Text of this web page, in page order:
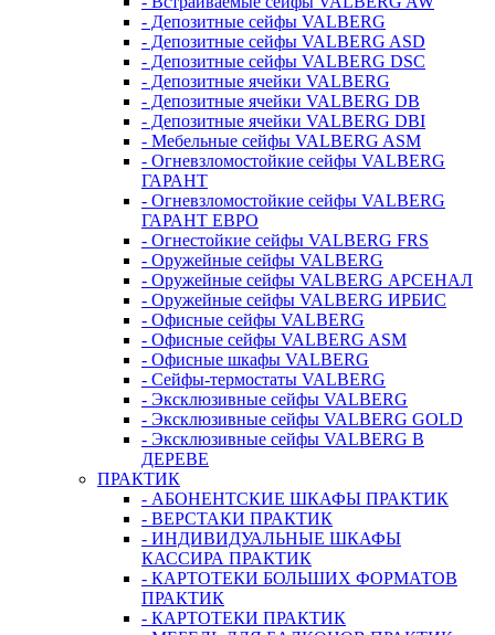
- Депозитные сейфы VALBERG
- Депозитные сейфы VALBERG ASD
- Депозитные сейфы VALBERG DSC
- Депозитные ячейки VALBERG
- Депозитные ячейки VALBERG DB
- Депозитные ячейки VALBERG DBI
- Мебельные сейфы VALBERG ASM
- Огневзломостойкие сейфы VALBERG
ГАРАНТ
- Огневзломостойкие сейфы VALBERG
ГАРАНТ ЕВРО
- Огнестойкие сейфы VALBERG FRS
- Оружейные сейфы VALBERG
- Оружейные сейфы VALBERG АРСЕНАЛ
- Оружейные сейфы VALBERG ИРБИС
- Офисные сейфы VALBERG
- Офисные сейфы VALBERG ASM
- Офисные шкафы VALBERG
- Сейфы-термостаты VALBERG
- Эксклюзивные сейфы VALBERG
- Эксклюзивные сейфы VALBERG GOLD
- Эксклюзивные сейфы VALBERG В
ДЕРЕВЕ
ПРАКТИК
- АБОНЕНТСКИЕ ШКАФЫ ПРАКТИК
- ВЕРСТАКИ ПРАКТИК
- ИНДИВИДУАЛЬНЫЕ ШКАФЫ
КАССИРА ПРАКТИК
- КАРТОТЕКИ БОЛЬШИХ ФОРМАТОВ
ПРАКТИК
- КАРТОТЕКИ ПРАКТИК